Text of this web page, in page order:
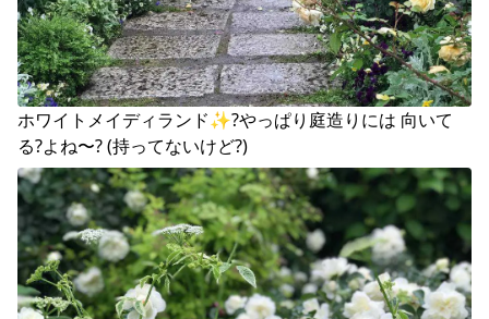
ホワイトメイディランド✨?やっぱり庭造りには 向いて
る?よね〜? (持ってないけど?)